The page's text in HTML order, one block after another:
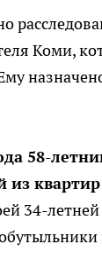
Коми,
58-
из
34-